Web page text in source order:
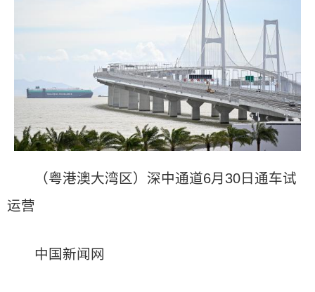
（粤港澳大湾区）深中通道6月30日通车试
运营
中国新闻网